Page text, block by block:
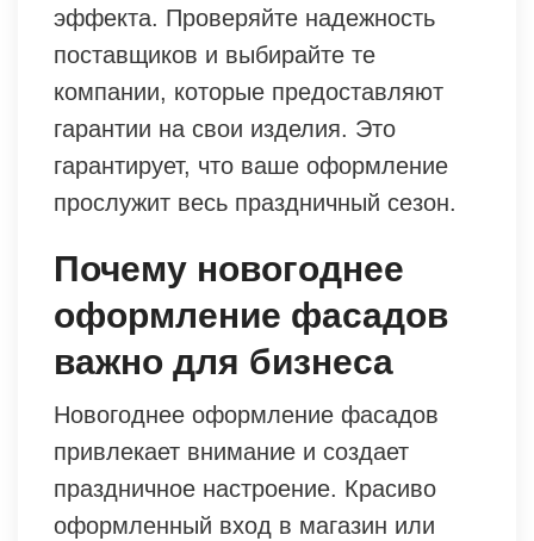
эффекта. Проверяйте надежность
поставщиков и выбирайте те
компании, которые предоставляют
гарантии на свои изделия. Это
гарантирует, что ваше оформление
прослужит весь праздничный сезон.
Почему новогоднее
оформление фасадов
важно для бизнеса
Новогоднее оформление фасадов
привлекает внимание и создает
праздничное настроение. Красиво
оформленный вход в магазин или